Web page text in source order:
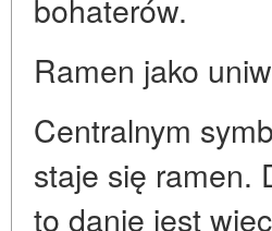
bohaterów.
Ramen jako
Centralnym
staje się ramen.
to danie jest